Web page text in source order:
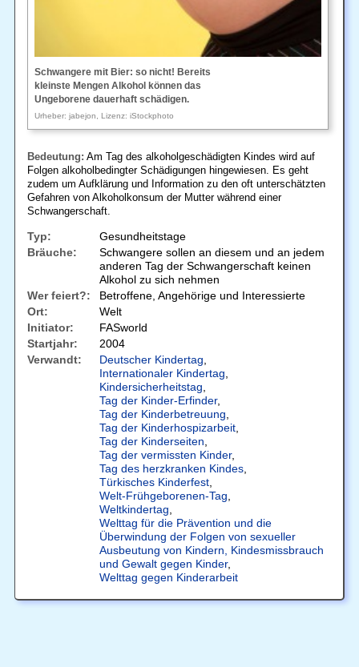
Schwangere mit Bier: so nicht! Bereits
kleinste Mengen Alkohol können das
Ungeborene dauerhaft schädigen.
Urheber: jabejon, Lizenz: iStockphoto
Bedeutung: Am Tag des alkoholgeschädigten Kindes wird auf
Folgen alkoholbedingter Schädigungen hingewiesen. Es geht
zudem um Aufklärung und Information zu den oft unterschätzten
Gefahren von Alkoholkonsum der Mutter während einer
Schwangerschaft.
Typ:
Gesundheitstage
Bräuche:
Schwangere sollen an diesem und an jedem
anderen Tag der Schwangerschaft keinen
Alkohol zu sich nehmen
Wer feiert?:
Betroffene, Angehörige und Interessierte
Ort:
Welt
Initiator:
FASworld
Startjahr:
2004
Verwandt:
Deutscher Kindertag,
Internationaler Kindertag,
Kindersicherheitstag,
Tag der Kinder-Erfinder,
Tag der Kinderbetreuung,
Tag der Kinderhospizarbeit,
Tag der Kinderseiten,
Tag der vermissten Kinder,
Tag des herzkranken Kindes,
Türkisches Kinderfest,
Welt-Frühgeborenen-Tag,
Weltkindertag,
Welttag für die Prävention und die
Überwindung der Folgen von sexueller
Ausbeutung von Kindern, Kindesmissbrauch
und Gewalt gegen Kinder,
Welttag gegen Kinderarbeit